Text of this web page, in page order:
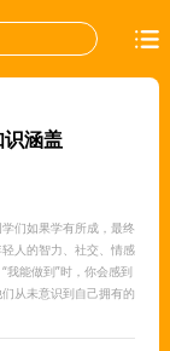
涵盖
们如果学有所成，最终
人的智力、社交、情感
我能做到”时，你会感到
从未意识到自己拥有的